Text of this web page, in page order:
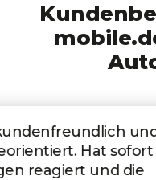
Hr. Schimmel
ersten
zum